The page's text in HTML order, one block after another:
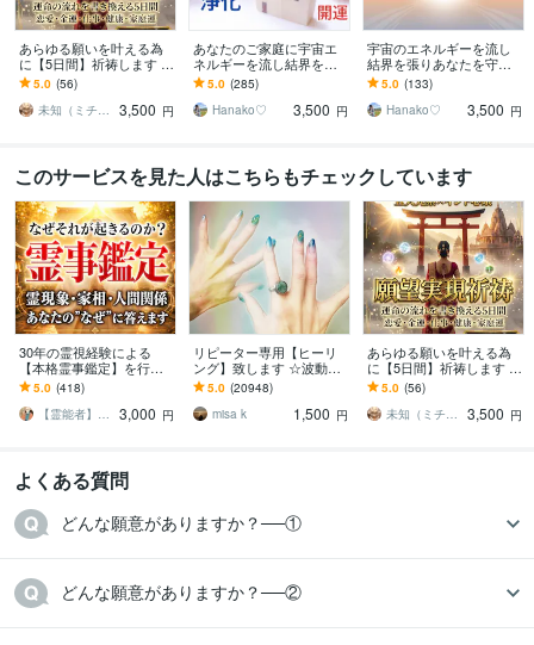
あらゆる願いを叶える為
に【5日間】祈祷します ✡️
五大元素・願望実現オー
ダーメイド祈祷✡️
5.0 (56)
​未知（ミチ）｜五大元素×インド心眼霊視
3,500 円
あなたのご家庭に宇宙エ
ネルギーを流し結界を張
ります 引越し、サイキッ
クアタック回避、開運、
金運UP、家族関係改善
5.0 (285)
Hanako♡
3,500 円
宇宙のエネルギーを流し
結界を張りあなたを守り
ます サイキックアタック
から身を守り、心も体も
癒やします。
5.0 (133)
Hanako♡
3,500 円
このサービスを見た人はこちらもチェックしています
30年の霊視経験による
【本格霊事鑑定】を行い
ます 霊現象・家相・家
系・先祖・土地・人間関
係・悪縁・因縁・厄払い
5.0 (418)
【霊能者】天晴
3,000 円
リピーター専用【ヒーリ
ング】致します ☆波動を
上げ、流れを良くします
☆
5.0 (20948)
misa k
1,500 円
あらゆる願いを叶える為
に【5日間】祈祷します ✡️
五大元素・願望実現オー
ダーメイド祈祷✡️
5.0 (56)
​未知（ミチ）｜五大元素×インド心眼霊視
3,500 円
よくある質問
どんな願意がありますか？──①
どんな願意がありますか？──②